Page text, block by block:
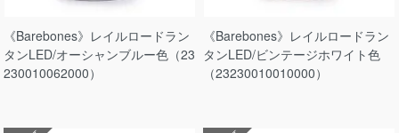
《Barebones》レイルロードラン
タンLED/オーシャンブルー色（23
230010062000）
《Barebones》レイルロードラン
タンLED/ビンテージホワイト色
（23230010010000）